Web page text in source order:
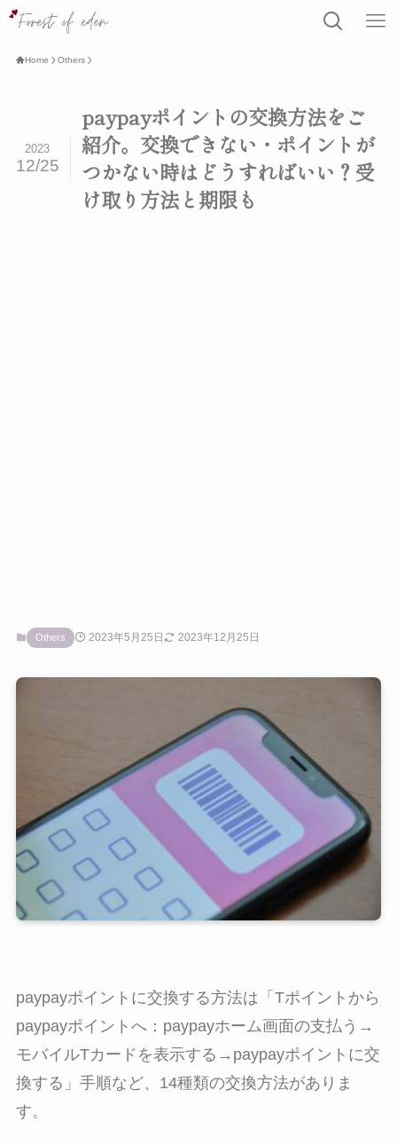
Home Others
paypayポイントの交換方法をご
紹介。交換できない・ポイントが
つかない時はどうすればいい？受
け取り方法と期限も
2023
12/25
Others 2023年5月25日 2023年12月25日
paypayポイントに交換する方法は「Tポイントから
paypayポイントへ：paypayホーム画面の支払う→
モバイルTカードを表示する→paypayポイントに交
換する」手順など、14種類の交換方法がありま
す。